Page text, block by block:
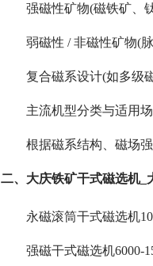
强磁性矿物(磁铁矿、
弱磁性 / 非磁性矿物(
复合磁系设计(如多级
主流机型分类与适用
根据磁系结构、磁场
二、大庆铁矿干式磁选机_
永磁滚筒干式磁选机
强磁干式磁选机6000-